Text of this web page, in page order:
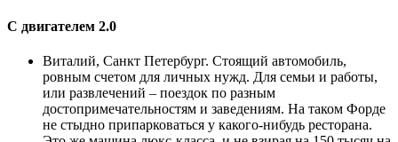
С двигателем 2.0
Виталий, Санкт Петербург. Стоящий автомобиль,
ровным счетом для личных нужд. Для семьи и работы,
или развлечений – поездок по разным
достопримечательностям и заведениям. На таком Форде
не стыдно припарковаться у какого-нибудь ресторана.